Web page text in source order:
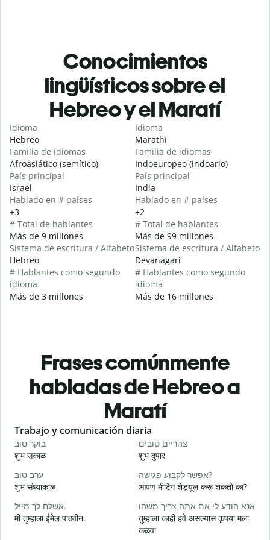
Conocimientos
lingüísticos sobre el
Hebreo y el Maratí
Idioma
Hebreo
Familia de idiomas
Afroasiático (semítico)
País principal
Israel
Hablado en # países
+3
# Total de hablantes
Más de 9 millones
Sistema de escritura / Alfabeto
Hebreo
# Hablantes como segundo
idioma
Más de 3 millones
Idioma
Marathi
Familia de idiomas
Indoeuropeo (indoario)
País principal
India
Hablado en # países
+2
# Total de hablantes
Más de 99 millones
Sistema de escritura / Alfabeto
Devanagari
# Hablantes como segundo
idioma
Más de 16 millones
Frases comúnmente
habladas de Hebreo a
Maratí
Slide 1 of 6
Trabajo y comunicación diaria
בוקר טוב
शुभ सकाळ
צהריים טובים
शुभ दुपार
ערב טוב
शुभ संध्याकाळ
אפשר לקבוע פגישה?
आपण मीटिंग शेड्यूल करू शकतो का?
אשלח לך מייל.
मी तुम्हाला ईमेल पाठवीन.
אנא הודע לי אם אתה צריך משהו
तुम्हाला काही हवे असल्यास कृपया मला
कळवा